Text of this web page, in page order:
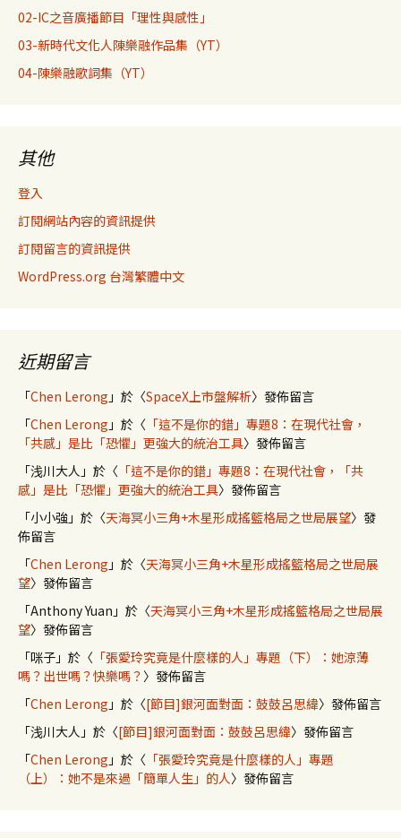
02-IC之音廣播節目「理性與感性」
03-新時代文化人陳樂融作品集（YT）
04-陳樂融歌詞集（YT）
其他
登入
訂閱網站內容的資訊提供
訂閱留言的資訊提供
WordPress.org 台灣繁體中文
近期留言
「Chen Lerong 」於〈SpaceX上市盤解析〉發佈留言
「Chen Lerong 」於〈 「這不是你的錯」專題8：在現代社會，
「共感」是比「恐懼」更強大的統治工具〉發佈留言
「浅川大人 」於〈 「這不是你的錯」專題8：在現代社會，「共
感」是比「恐懼」更強大的統治工具〉發佈留言
「小小強 」於〈天海冥小三角+木星形成搖籃格局之世局展望〉發
佈留言
「Chen Lerong 」於〈天海冥小三角+木星形成搖籃格局之世局展
望〉發佈留言
「Anthony Yuan 」於〈天海冥小三角+木星形成搖籃格局之世局展
望〉發佈留言
「咪子 」於〈 「張愛玲究竟是什麼樣的人」專題（下）：她涼薄
嗎？出世嗎？快樂嗎？ 〉發佈留言
「Chen Lerong 」於〈[節目]銀河面對面：鼓鼓呂思緯〉發佈留言
「浅川大人 」於〈[節目]銀河面對面：鼓鼓呂思緯〉發佈留言
「Chen Lerong 」於〈 「張愛玲究竟是什麼樣的人」專題
（上）：她不是來過「簡單人生」的人〉發佈留言